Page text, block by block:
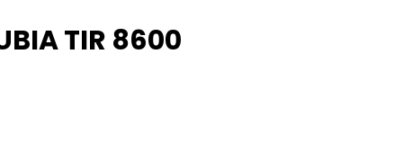
TIR 8600